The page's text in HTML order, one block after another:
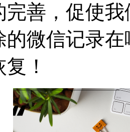
完善，促使
的微信记录
！